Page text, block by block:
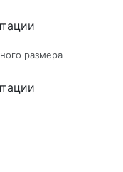
размера